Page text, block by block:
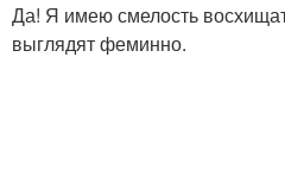
Да! Я имею смелость
выглядят феминно.